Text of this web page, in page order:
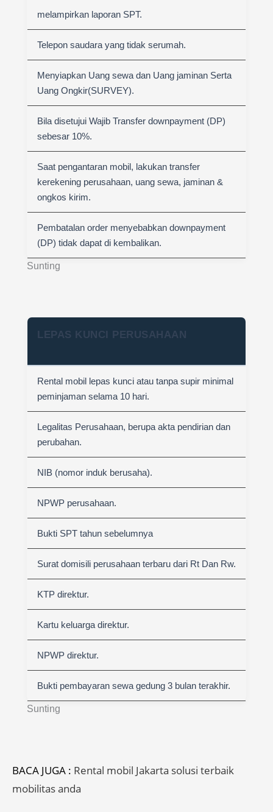
Sunting
melampirkan laporan SPT.
Telepon saudara yang tidak serumah.
Menyiapkan Uang sewa dan Uang jaminan Serta
Uang Ongkir(SURVEY).
Bila disetujui Wajib Transfer downpayment (DP)
sebesar 10%.
Saat pengantaran mobil, lakukan transfer
kerekening perusahaan, uang sewa, jaminan &
ongkos kirim.
Pembatalan order menyebabkan downpayment
(DP) tidak dapat di kembalikan.
Sunting
LEPAS KUNCI PERUSAHAAN
Rental mobil lepas kunci atau tanpa supir minimal
peminjaman selama 10 hari.
Legalitas Perusahaan, berupa akta pendirian dan
perubahan.
NIB (nomor induk berusaha).
NPWP perusahaan.
Bukti SPT tahun sebelumnya
Surat domisili perusahaan terbaru dari Rt Dan Rw.
KTP direktur.
Kartu keluarga direktur.
NPWP direktur.
Bukti pembayaran sewa gedung 3 bulan terakhir.
BACA JUGA : Rental mobil Jakarta solusi terbaik
mobilitas anda